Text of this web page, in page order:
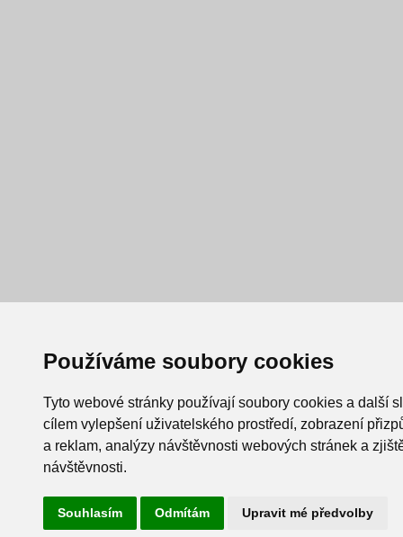
Používáme soubory cookies
Tyto webové stránky používají soubory cookies a další
cílem vylepšení uživatelského prostředí, zobrazení
a reklam, analýzy návštěvnosti webových stránek a
návštěvnosti.
Souhlasím Odmítám Upravit mé předvolby